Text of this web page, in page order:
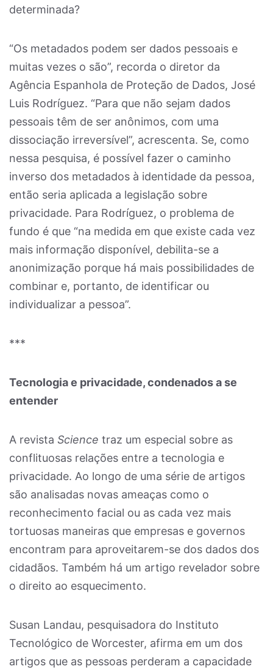
determinada?
“Os metadados podem ser dados pessoais e
muitas vezes o são”, recorda o diretor da
Agência Espanhola de Proteção de Dados, José
Luis Rodríguez. “Para que não sejam dados
pessoais têm de ser anônimos, com uma
dissociação irreversível”, acrescenta. Se, como
nessa pesquisa, é possível fazer o caminho
inverso dos metadados à identidade da pessoa,
então seria aplicada a legislação sobre
privacidade. Para Rodríguez, o problema de
fundo é que “na medida em que existe cada vez
mais informação disponível, debilita-se a
anonimização porque há mais possibilidades de
combinar e, portanto, de identificar ou
individualizar a pessoa”.
***
Tecnologia e privacidade, condenados a se
entender
A revista Science traz um especial sobre as
conflituosas relações entre a tecnologia e
privacidade. Ao longo de uma série de artigos
são analisadas novas ameaças como o
reconhecimento facial ou as cada vez mais
tortuosas maneiras que empresas e governos
encontram para aproveitarem-se dos dados dos
cidadãos. Também há um artigo revelador sobre
o direito ao esquecimento.
Susan Landau, pesquisadora do Instituto
Tecnológico de Worcester, afirma em um dos
artigos que as pessoas perderam a capacidade